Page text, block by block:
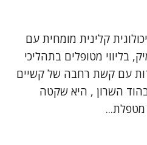
קלינית מומחית עם
בליווי מטופלים בתהליכי
עם קשת רחבה של קשיים
השרון , היא שקטה
מטפלת...